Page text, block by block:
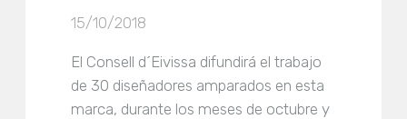
15/10/2018
El Consell d´Eivissa difundirá el trabajo
de 30 diseñadores amparados en esta
marca, durante los meses de octubre y